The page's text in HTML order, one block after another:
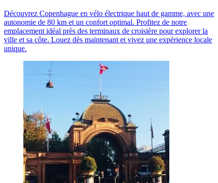
Découvrez Copenhague en vélo électrique haut de gamme, avec une
autonomie de 80 km et un confort optimal. Profitez de notre
emplacement idéal près des terminaux de croisière pour explorer la
ville et sa côte. Louez dès maintenant et vivez une expérience locale
unique.